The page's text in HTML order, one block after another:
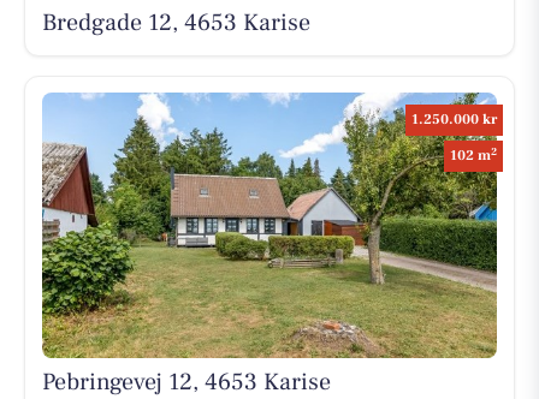
Bredgade 12, 4653 Karise
1.250.000 kr
102 m2
Pebringevej 12, 4653 Karise